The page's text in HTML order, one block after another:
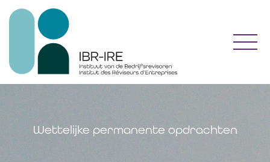
Wettelijke permanente opdrachten